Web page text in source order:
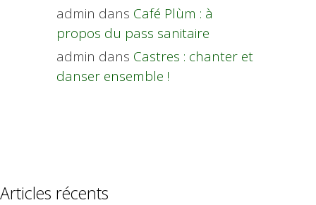
admin dans Café Plùm : à
propos du pass sanitaire
admin dans Castres : chanter et
danser ensemble !
Articles récents